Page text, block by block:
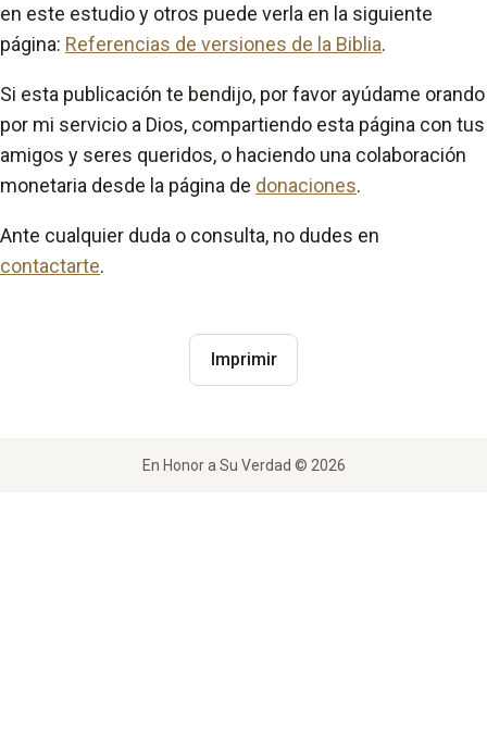
en este estudio y otros puede verla en la siguiente
página: Referencias de versiones de la Biblia.
Si esta publicación te bendijo, por favor ayúdame orando
por mi servicio a Dios, compartiendo esta página con tus
amigos y seres queridos, o haciendo una colaboración
monetaria desde la página de donaciones.
Ante cualquier duda o consulta, no dudes en
contactarte.
Imprimir
En Honor a Su Verdad © 2026